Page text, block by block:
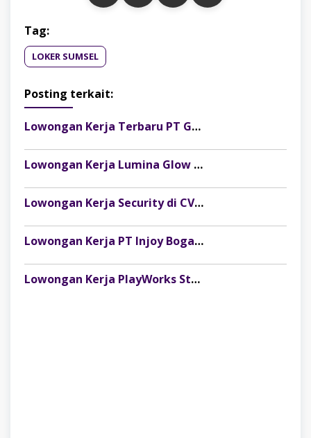
Tag:
LOKER SUMSEL
Posting terkait:
Lowongan Kerja Terbaru PT Gelora Citra Kimia Abadi Palembang
Lowongan Kerja Lumina Glow Clinic & Salon Palembang Terbaru
Lowongan Kerja Security di CV Indosteel Sumber Berkat Palembang
Lowongan Kerja PT Injoy Boga Indonesia (Distributor Es Krim Aice Palembang)
Lowongan Kerja PlayWorks Store Palembang Trade Centre Terbaru